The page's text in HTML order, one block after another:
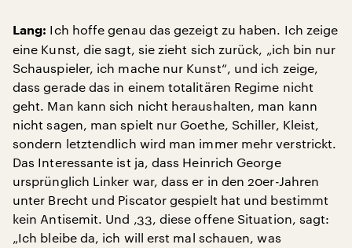
Lang: Ich hoffe genau das gezeigt zu haben. Ich zeige
eine Kunst, die sagt, sie zieht sich zurück, „ich bin nur
Schauspieler, ich mache nur Kunst“, und ich zeige,
dass gerade das in einem totalitären Regime nicht
geht. Man kann sich nicht heraushalten, man kann
nicht sagen, man spielt nur Goethe, Schiller, Kleist,
sondern letztendlich wird man immer mehr verstrickt.
Das Interessante ist ja, dass Heinrich George
ursprünglich Linker war, dass er in den 20er-Jahren
unter Brecht und Piscator gespielt hat und bestimmt
kein Antisemit. Und ‚33, diese offene Situation, sagt:
„Ich bleibe da, ich will erst mal schauen, was